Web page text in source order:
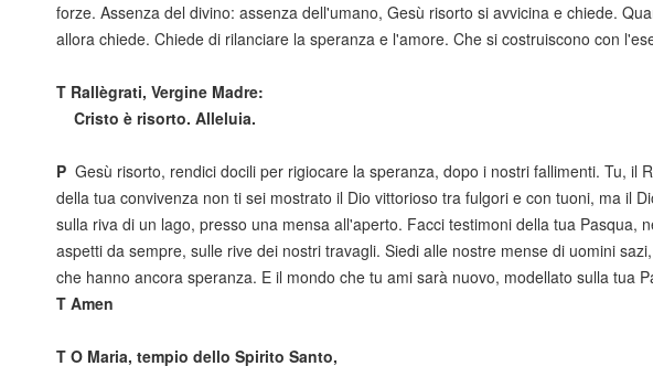
forze. Assenza del divino: assenza dell'umano, Gesù risorto si avvicina e chiede.
allora chiede. Chiede di rilanciare la speranza e l'amore. Che si costruiscono con
T Rallègrati, Vergine Madre:
Cristo è risorto. Alleluia.
P Gesù risorto, rendici docili per rigiocare la speranza, dopo i nostri fallimenti. Tu, il
della tua convivenza non ti sei mostrato il Dio vittorioso tra fulgori e con tuoni, ma il
sulla riva di un lago, presso una mensa all'aperto. Facci testimoni della tua Pasqua,
aspetti da sempre, sulle rive dei nostri travagli. Siedi alle nostre mense di uomini
che hanno ancora speranza. E il mondo che tu ami sarà nuovo, modellato sulla tua
TAmen
TO Maria, tempio dello Spirito Santo,